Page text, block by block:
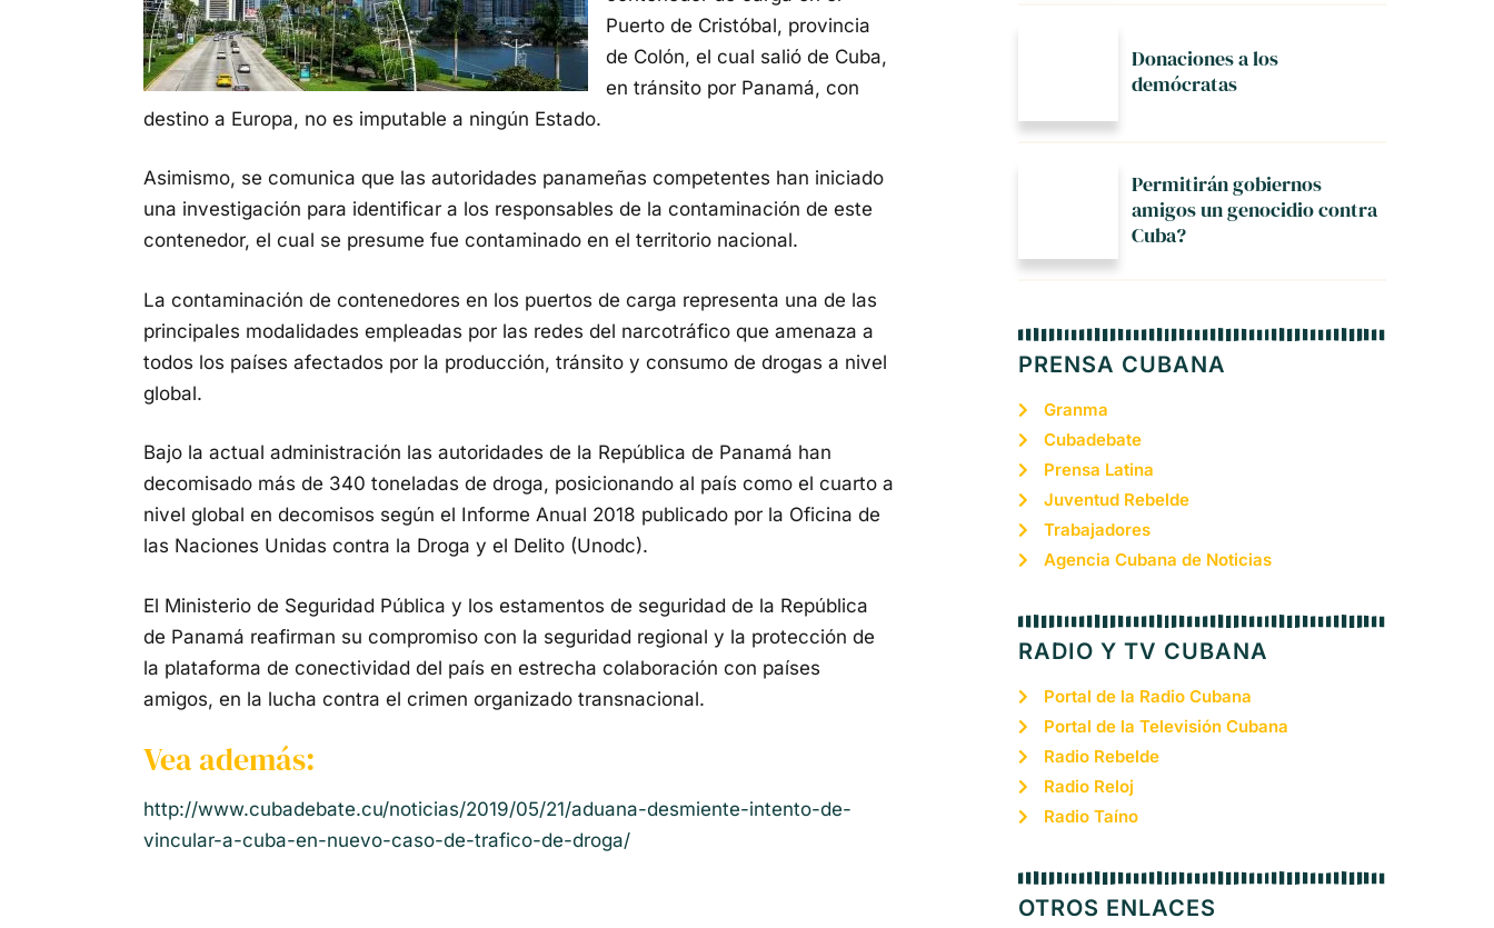
Puerto de Cristóbal, provincia
de Colón, el cual salió de Cuba,
en tránsito por Panamá, con
destino a Europa, no es imputable a ningún Estado.
Asimismo, se comunica que las autoridades panameñas competentes han iniciado
una investigación para identificar a los responsables de la contaminación de este
contenedor, el cual se presume fue contaminado en el territorio nacional.
La contaminación de contenedores en los puertos de carga representa una de las
principales modalidades empleadas por las redes del narcotráfico que amenaza a
todos los países afectados por la producción, tránsito y consumo de drogas a nivel
global.
Bajo la actual administración las autoridades de la República de Panamá han
decomisado más de 340 toneladas de droga, posicionando al país como el cuarto a
nivel global en decomisos según el Informe Anual 2018 publicado por la Oficina de
las Naciones Unidas contra la Droga y el Delito (Unodc).
El Ministerio de Seguridad Pública y los estamentos de seguridad de la República
de Panamá reafirman su compromiso con la seguridad regional y la protección de
la plataforma de conectividad del país en estrecha colaboración con países
amigos, en la lucha contra el crimen organizado transnacional.
Vea además:
http://www.cubadebate.cu/noticias/2019/05/21/aduana-desmiente-intento-de-
vincular-a-cuba-en-nuevo-caso-de-trafico-de-droga/
Donaciones a los
demócratas
Permitirán gobiernos
amigos un genocidio contra
Cuba?
PRENSA CUBANA
Granma
Cubadebate
Prensa Latina
Juventud Rebelde
Trabajadores
Agencia Cubana de Noticias
RADIO Y TV CUBANA
Portal de la Radio Cubana
Portal de la Televisión Cubana
Radio Rebelde
Radio Reloj
Radio Taíno
OTROS ENLACES